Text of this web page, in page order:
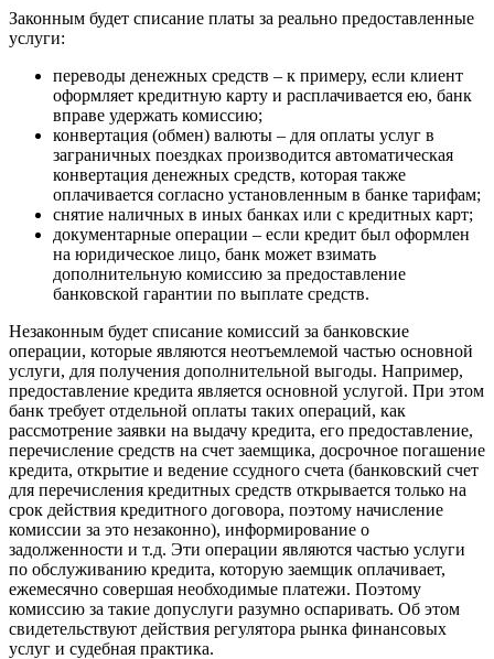
Законным будет списание платы за реально предоставленные
услуги:
переводы денежных средств – к примеру, если клиент
оформляет кредитную карту и расплачивается ею, банк
вправе удержать комиссию;
конвертация (обмен) валюты – для оплаты услуг в
заграничных поездках производится автоматическая
конвертация денежных средств, которая также
оплачивается согласно установленным в банке тарифам;
снятие наличных в иных банках или с кредитных карт;
документарные операции – если кредит был оформлен
на юридическое лицо, банк может взимать
дополнительную комиссию за предоставление
банковской гарантии по выплате средств.
Незаконным будет списание комиссий за банковские
операции, которые являются неотъемлемой частью основной
услуги, для получения дополнительной выгоды. Например,
предоставление кредита является основной услугой. При этом
банк требует отдельной оплаты таких операций, как
рассмотрение заявки на выдачу кредита, его предоставление,
перечисление средств на счет заемщика, досрочное погашение
кредита, открытие и ведение ссудного счета (банковский счет
для перечисления кредитных средств открывается только на
срок действия кредитного договора, поэтому начисление
комиссии за это незаконно), информирование о
задолженности и т.д. Эти операции являются частью услуги
по обслуживанию кредита, которую заемщик оплачивает,
ежемесячно совершая необходимые платежи. Поэтому
комиссию за такие допуслуги разумно оспаривать. Об этом
свидетельствуют действия регулятора рынка финансовых
услуг и судебная практика.